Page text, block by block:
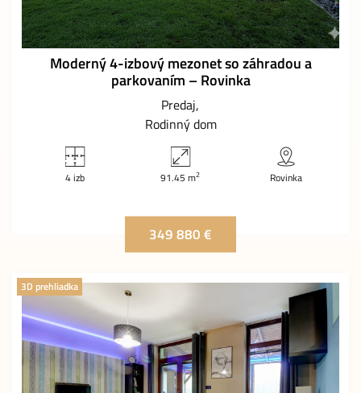
Moderný 4-izbový mezonet so záhradou a
parkovaním – Rovinka
Predaj
Rodinný dom
4 izb 91.45 m2 Rovinka
349 880 €
3D prehliadka